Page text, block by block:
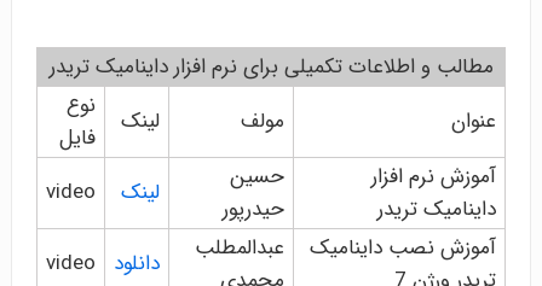
مطالب و اطلاعات تکمیلی برای نرم افزار داینامیک تریدر
عنوان
مولف لینک
نوع
فایل
آموزش نرم افزار
داینامیک تریدر
حسین
حیدرپور
لینک
video
آموزش نصب داینامیک
عبدالمطلب
دانلود
video